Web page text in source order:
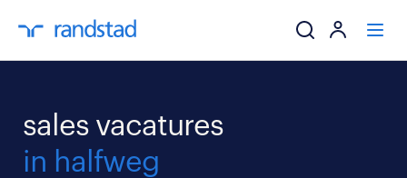
sales vacatures
in halfweg